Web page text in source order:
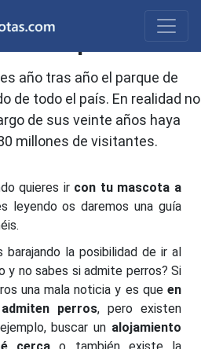
con tu mascota:
con perros
año tras año el parque de
de todo el país. En realidad no
de sus veinte años haya
millones de visitantes.
quieres ir con tu mascota a
leyendo os daremos una guía
barajando la posibilidad de ir al
y no sabes si admite perros? Si
una mala noticia y es que en
perros, pero existen
buscar un alojamiento